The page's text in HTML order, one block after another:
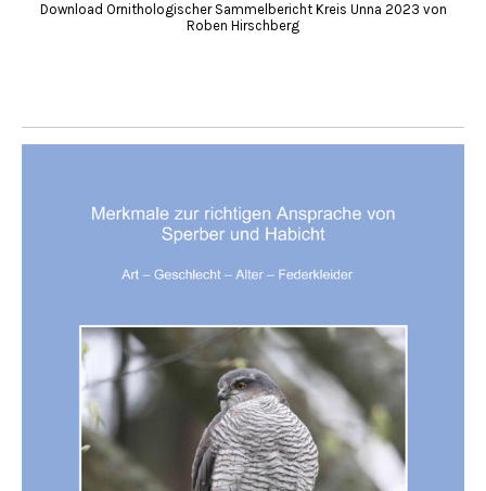
Download Ornithologischer Sammelbericht Kreis Unna 2023 von
Roben Hirschberg